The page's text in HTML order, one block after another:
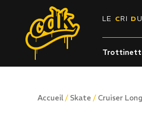
LE CRI DU
Accueil / Skate / Cruiser